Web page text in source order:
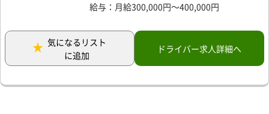
給与：月給300,000円～400,000円
気になるリスト
に追加
ドライバー求人詳細へ